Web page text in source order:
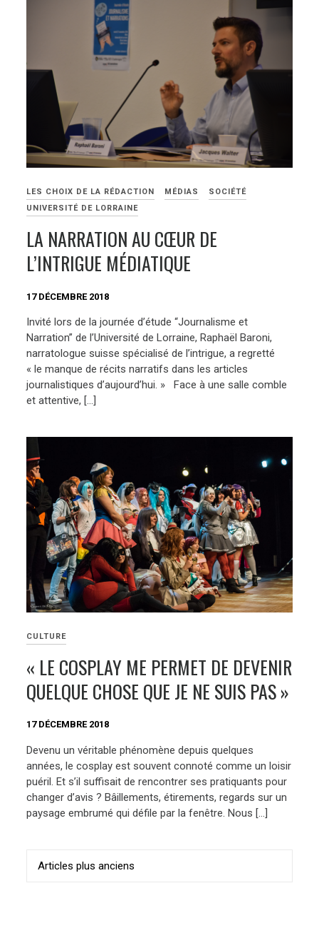
LES CHOIX DE LA RÉDACTION MÉDIAS
SOCIÉTÉ
UNIVERSITÉ DE LORRAINE
LA NARRATION AU CŒUR DE
L’INTRIGUE MÉDIATIQUE
17 DÉCEMBRE 2018
Invité lors de la journée d’étude “Journalisme et
Narration” de l’Université de Lorraine, Raphaël Baroni,
narratologue suisse spécialisé de l’intrigue, a regretté
« le manque de récits narratifs dans les articles
journalistiques d’aujourd’hui. » Face à une salle comble
et attentive, […]
CULTURE
« LE COSPLAY ME PERMET DE DEVENIR
QUELQUE CHOSE QUE JE NE SUIS PAS »
17 DÉCEMBRE 2018
Devenu un véritable phénomène depuis quelques
années, le cosplay est souvent connoté comme un loisir
puéril. Et s’il suffisait de rencontrer ses pratiquants pour
changer d’avis ? Bâillements, étirements, regards sur un
paysage embrumé qui défile par la fenêtre. Nous […]
Navigation
des
Articles plus anciens